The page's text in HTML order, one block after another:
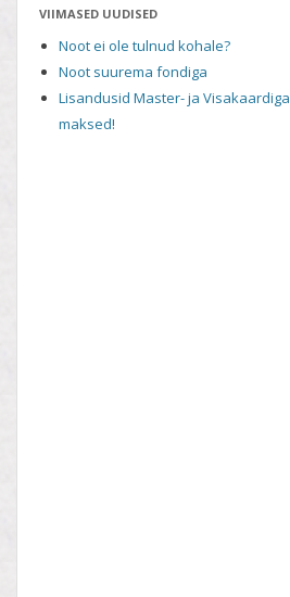
VIIMASED UUDISED
Noot ei ole tulnud kohale?
Noot suurema fondiga
Lisandusid Master- ja Visakaardiga
maksed!